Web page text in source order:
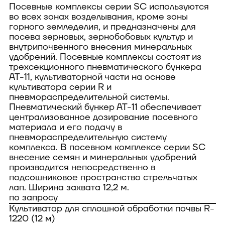
Посевные комплексы серии SC используются
во всех зонах возделывания, кроме зоны
горного земледелия, и предназначены для
посева зерновых, зернобобовых культур и
внутрипочвенного внесения минеральных
удобрений. Посевные комплексы состоят из
трехсекционного пневматического бункера
АТ-11, культиваторной части на основе
культиватора серии R и
пневмораспределительной системы.
Пневматический бункер АТ-11 обеспечивает
централизованное дозирование посевного
материала и его подачу в
пневмораспределительную систему
комплекса. В посевном комплексе серии SC
внесение семян и минеральных удобрений
производится непосредственно в
подсошниковое пространство стрельчатых
лап. Ширина захвата 12,2 м.
по запросу
Культиватор для сплошной обработки почвы R-
1220 (12 м)